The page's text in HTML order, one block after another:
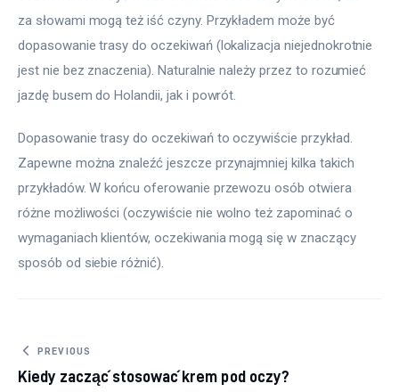
za słowami mogą też iść czyny. Przykładem może być
dopasowanie trasy do oczekiwań (lokalizacja niejednokrotnie
jest nie bez znaczenia). Naturalnie należy przez to rozumieć
jazdę busem do Holandii, jak i powrót.
Dopasowanie trasy do oczekiwań to oczywiście przykład.
Zapewne można znaleźć jeszcze przynajmniej kilka takich
przykładów. W końcu oferowanie przewozu osób otwiera
różne możliwości (oczywiście nie wolno też zapominać o
wymaganiach klientów, oczekiwania mogą się w znaczący
sposób od siebie różnić).
Nawigacja wpisu
PREVIOUS
Kiedy zacząć stosować krem pod oczy?